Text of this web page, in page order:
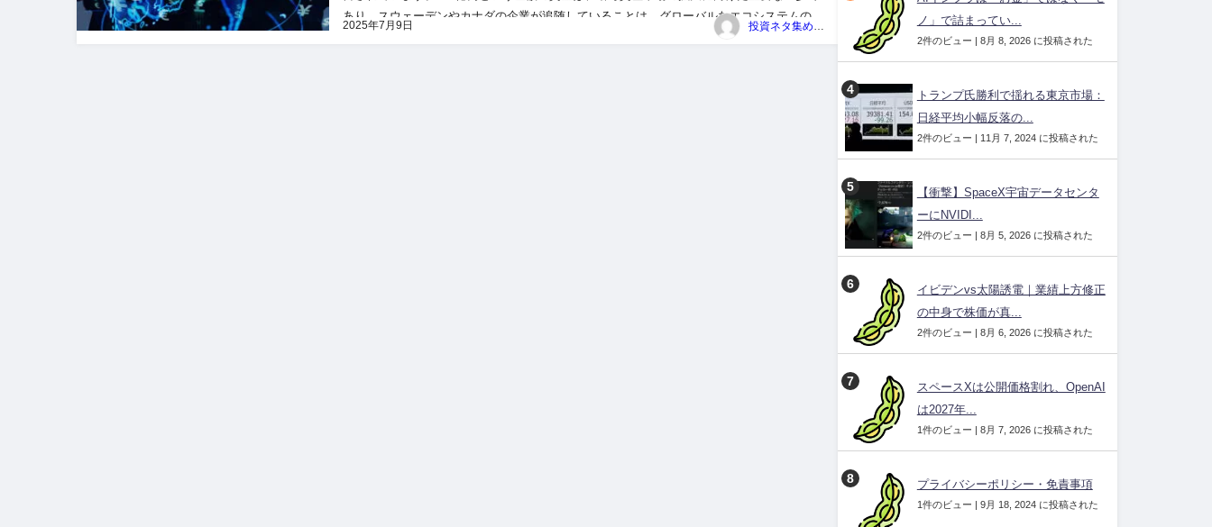
2025年7月9日
あり、スウェーデンやカナダの企業が追随していることは、グローバルなエコシステムの一
体感を改めて示しています。特に若い投資家層にとって、こうした動きはビット...
投資ネタ集めておいたのだ！管理人
ノ」で詰まってい...
2件のビュー | 8月 8, 2026 に投稿された
トランプ氏勝利で揺れる東京市場：
日経平均小幅反落の...
2件のビュー | 11月 7, 2024 に投稿された
【衝撃】SpaceX宇宙データセンタ
ーにNVIDI...
2件のビュー | 8月 5, 2026 に投稿された
イビデンvs太陽誘電｜業績上方修正
の中身で株価が真...
2件のビュー | 8月 6, 2026 に投稿された
スペースXは公開価格割れ、OpenAI
は2027年...
1件のビュー | 8月 7, 2026 に投稿された
プライバシーポリシー・免責事項
1件のビュー | 9月 18, 2024 に投稿された